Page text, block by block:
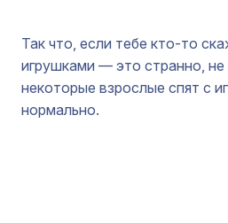
Так что, если тебе кто-то
игрушками — это странно,
некоторые взрослые спят с
нормально.